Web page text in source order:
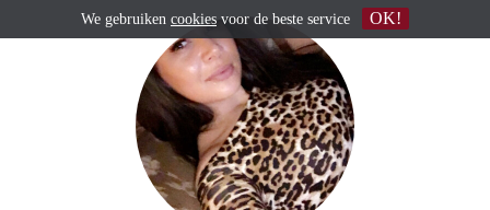
We gebruiken cookiesvoor de beste service OK!